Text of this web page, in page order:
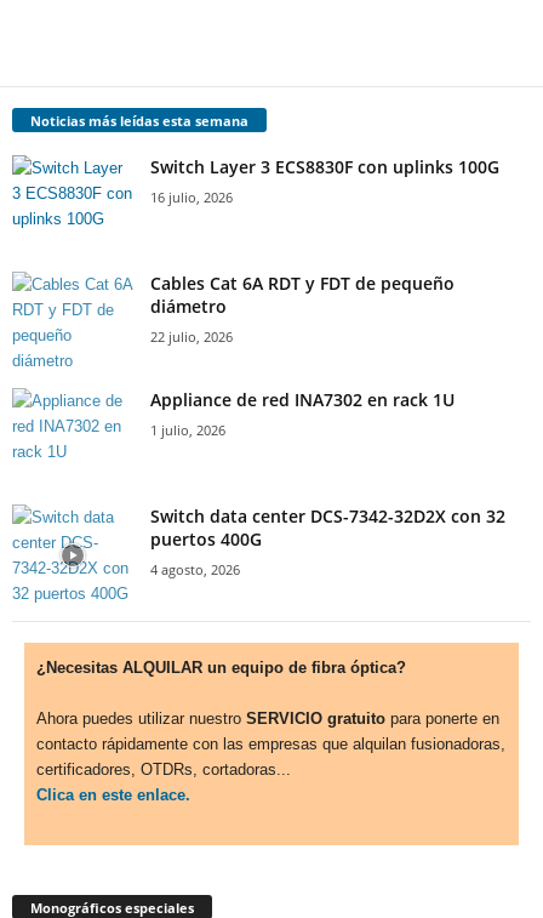
Noticias más leídas esta semana
Switch Layer 3 ECS8830F con uplinks 100G
16 julio, 2026
Cables Cat 6A RDT y FDT de pequeño
diámetro
22 julio, 2026
Appliance de red INA7302 en rack 1U
1 julio, 2026
Switch data center DCS-7342-32D2X con 32
puertos 400G
4 agosto, 2026
¿Necesitas ALQUILAR un equipo de fibra óptica?
Ahora puedes utilizar nuestro SERVICIO gratuito para ponerte en
contacto rápidamente con las empresas que alquilan fusionadoras,
certificadores, OTDRs, cortadoras...
Clica en este enlace.
Monográficos especiales